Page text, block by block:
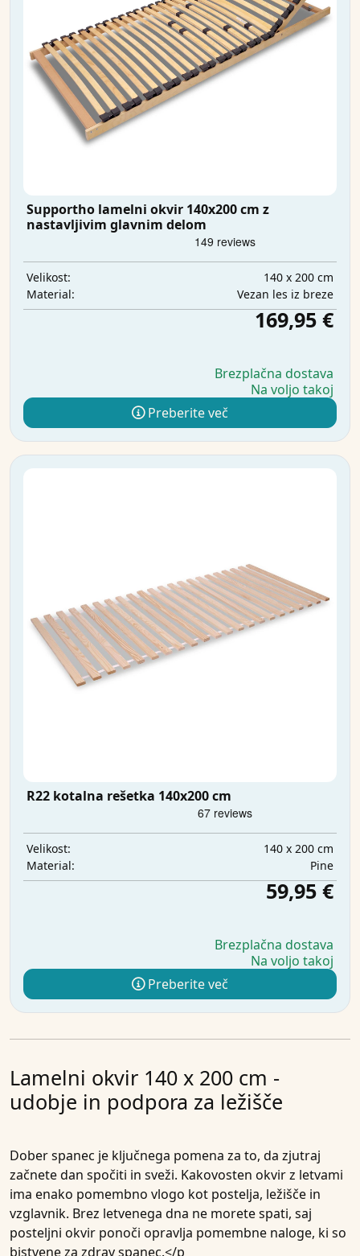
Supportho lamelni okvir 140x200 cm z
nastavljivim glavnim delom
Velikost:
140 x 200 cm
Material:
Vezan les iz breze
169,95 €
Brezplačna dostava
Na voljo takoj
Preberite več
R22 kotalna rešetka 140x200 cm
Velikost:
140 x 200 cm
Material:
Pine
59,95 €
Brezplačna dostava
Na voljo takoj
Preberite več
Lamelni okvir 140 x 200 cm -
udobje in podpora za ležišče
Dober spanec je ključnega pomena za to, da zjutraj
začnete dan spočiti in sveži. Kakovosten okvir z letvami
ima enako pomembno vlogo kot postelja, ležišče in
vzglavnik. Brez letvenega dna ne morete spati, saj
posteljni okvir ponoči opravlja pomembne naloge, ki so
bistvene za zdrav spanec.</p